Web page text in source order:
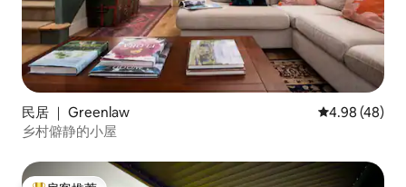
民居 ｜ Greenlaw 平均评分
4.98 (48)
乡村僻静的小屋